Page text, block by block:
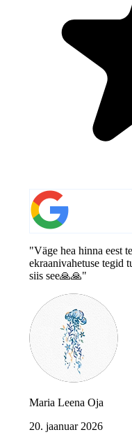
"Väge hea hinna eest
ekraanivahetuse tegid
siis see🙏🙏"
Maria Leena Oja
20. jaanuar 2026